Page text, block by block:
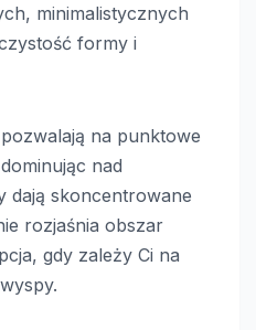
minimalistycznych
formy i
na punktowe
nad
dają skoncentrowane
rozjaśnia obszar
gdy zależy Ci na